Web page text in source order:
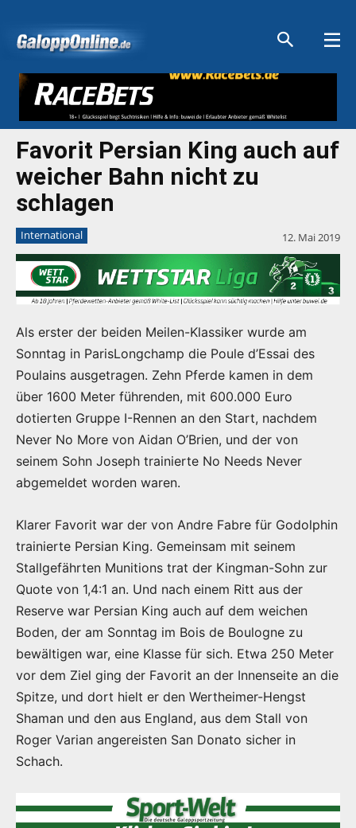
Favorit Persian King auch auf
weicher Bahn nicht zu
schlagen
International 12. Mai 2019
Als erster der beiden Meilen-Klassiker wurde am
Sonntag in ParisLongchamp die Poule d’Essai des
Poulains ausgetragen. Zehn Pferde kamen in dem
über 1600 Meter führenden, mit 600.000 Euro
dotierten Gruppe I-Rennen an den Start, nachdem
Never No More von Aidan O’Brien, und der von
seinem Sohn Joseph trainierte No Needs Never
abgemeldet worden waren.
Klarer Favorit war der von Andre Fabre für Godolphin
trainierte Persian King. Gemeinsam mit seinem
Stallgefährten Munitions trat der Kingman-Sohn zur
Quote von 1,4:1 an. Und nach einem Ritt aus der
Reserve war Persian King auch auf dem weichen
Boden, der am Sonntag im Bois de Boulogne zu
bewältigen war, eine Klasse für sich. Etwa 250 Meter
vor dem Ziel ging der Favorit an der Innenseite an die
Spitze, und dort hielt er den Wertheimer-Hengst
Shaman und den aus England, aus dem Stall von
Roger Varian angereisten San Donato sicher in
Schach.